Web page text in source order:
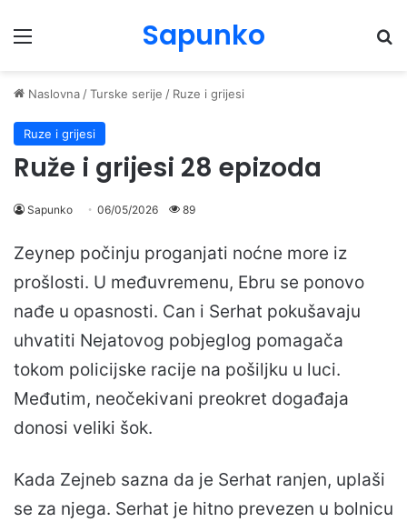
Menu Sapunko
Naslovna /Turske serije / Ruze i grijesi
Ruze i grijesi
Ruže i grijesi 28 epizoda
Sapunko 06/05/2026 89
Zeynep počinju proganjati noćne more iz
prošlosti. U međuvremenu, Ebru se ponovo
nađe u opasnosti. Can i Serhat pokušavaju
uhvatiti Nejatovog pobjeglog pomagača
tokom policijske racije na pošiljku u luci.
Međutim, neočekivani preokret događaja
donosi veliki šok.
Kada Zejneb sazna da je Serhat ranjen, uplaši
se za njega. Serhat je hitno prevezen u bolnicu